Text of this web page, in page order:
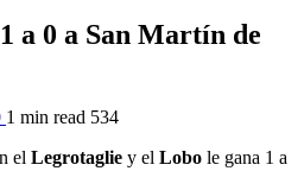
a 0 a San Martín de
1 min read 534
el Legrotaglie y el Lobo le gana 1 a